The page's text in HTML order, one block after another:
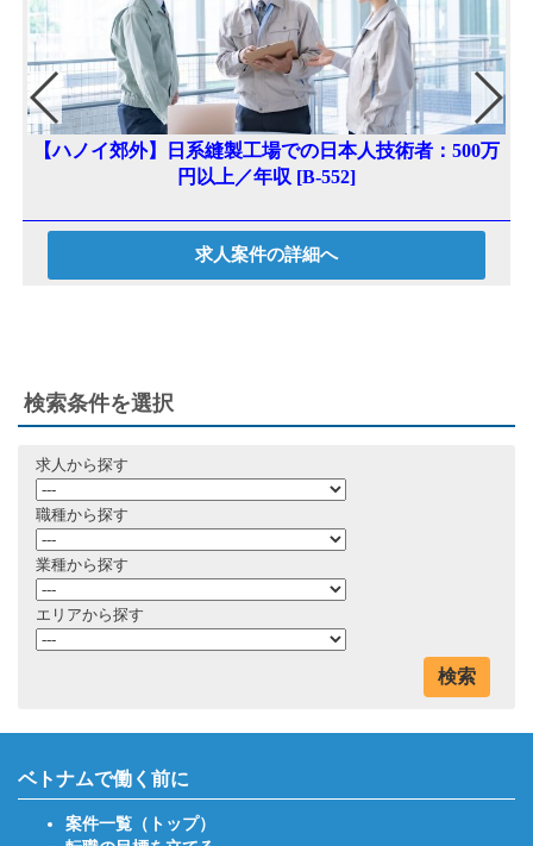
【ハノイ郊外】日系縫製工場での日本人技術者：500万
円以上／年収 [B-552]
求人案件の詳細へ
検索条件を選択
求人から探す
職種から探す
業種から探す
エリアから探す
検索
ベトナムで働く前に
案件一覧（トップ）